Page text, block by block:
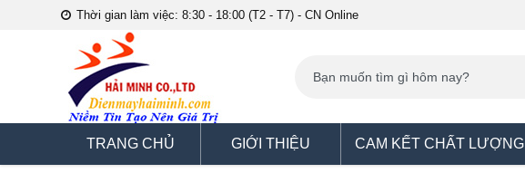
Thời gian làm việc: 8:30 - 18:00 (T2 - T7) - CN Online
TRANG CHỦ GIỚI THIỆU CAM KẾT CHẤT LƯỢNG